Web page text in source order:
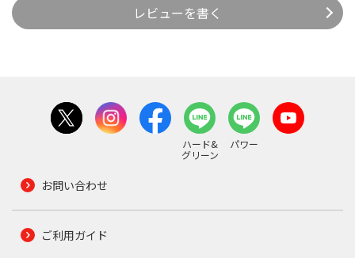
レビューを書く
ハード&
グリーン
パワー
お問い合わせ
ご利用ガイド